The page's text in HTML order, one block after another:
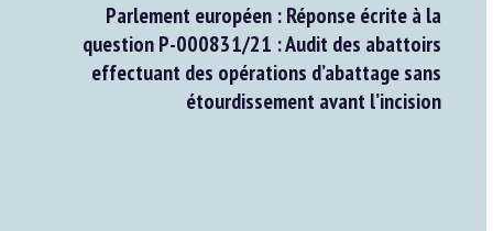
Parlement européen : Réponse écrite à la
question P-000831/21 : Audit des abattoirs
effectuant des opérations d’abattage sans
étourdissement avant l’incision